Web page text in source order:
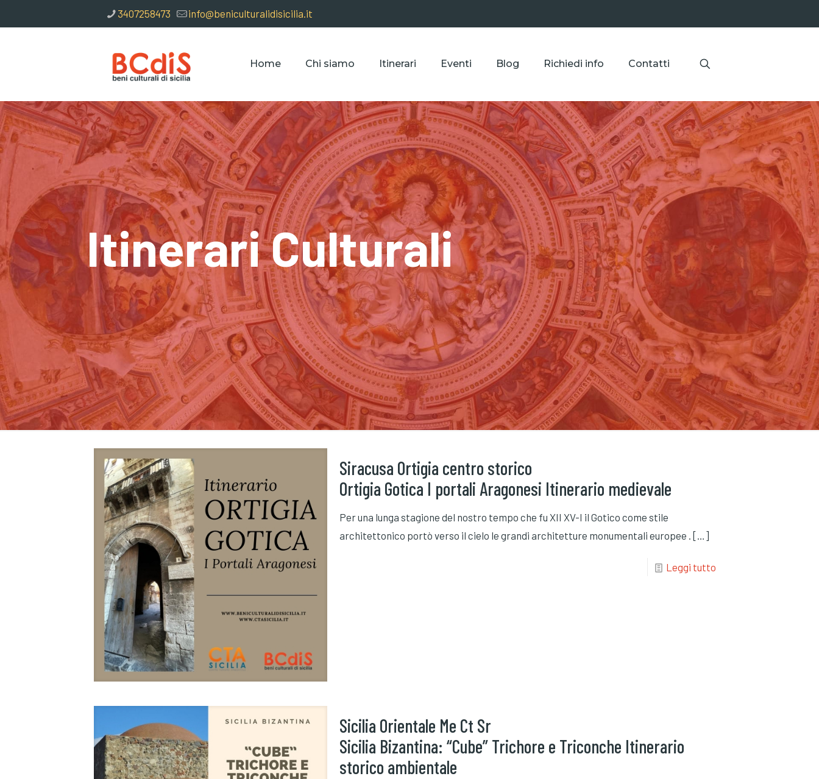
3407258473 info@beniculturalidisicilia.it
Home Chi siamo Itinerari Eventi Blog Richiedi info Contatti
Itinerari Culturali
Siracusa Ortigia centro storico
Ortigia Gotica I portali Aragonesi Itinerario medievale
Per una lunga stagione del nostro tempo che fu XII XV-I il Gotico come stile
architettonico portò verso il cielo le grandi architetture monumentali europee . […]
Leggi tutto
Sicilia Orientale Me Ct Sr
Sicilia Bizantina: “Cube” Trichore e Triconche Itinerario
storico ambientale